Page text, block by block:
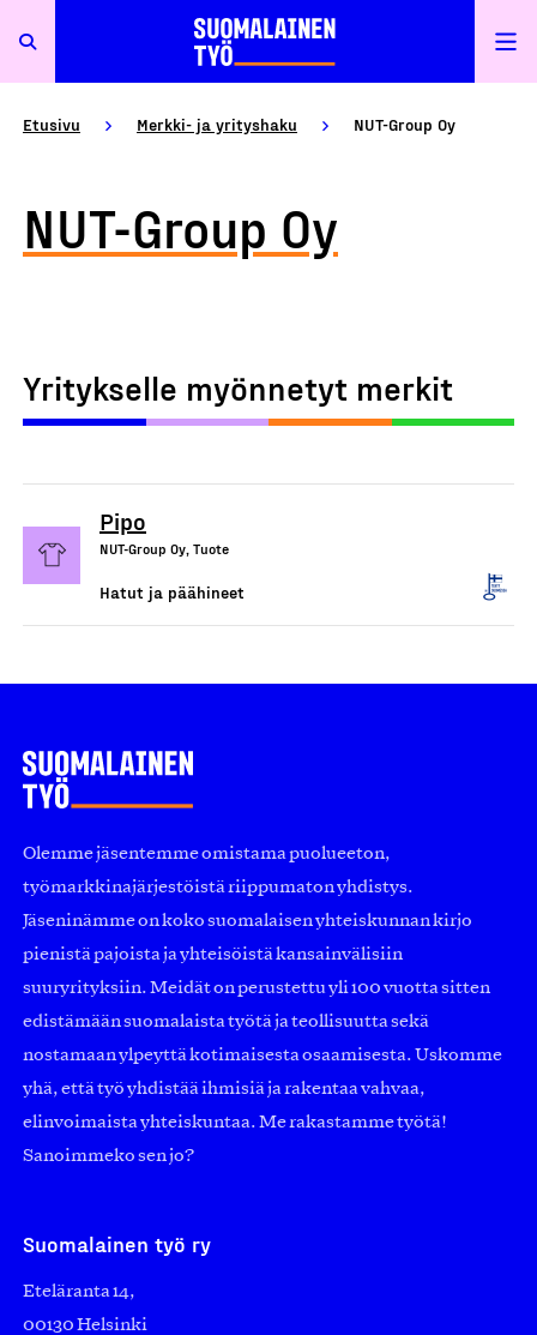
Etusivu Merkki- ja yrityshaku NUT-Group Oy
NUT-Group Oy
Yritykselle myönnetyt merkit
Pipo
NUT-Group Oy, Tuote
Hatut ja päähineet
Olemme jäsentemme omistama puolueeton,
työmarkkinajärjestöistä riippumaton yhdistys.
Jäseninämme on koko suomalaisen yhteiskunnan kirjo
pienistä pajoista ja yhteisöistä kansainvälisiin
suuryrityksiin. Meidät on perustettu yli 100 vuotta sitten
edistämään suomalaista työtä ja teollisuutta sekä
nostamaan ylpeyttä kotimaisesta osaamisesta. Uskomme
yhä, että työ yhdistää ihmisiä ja rakentaa vahvaa,
elinvoimaista yhteiskuntaa. Me rakastamme työtä!
Sanoimmeko sen jo?
Suomalainen työ ry
Eteläranta 14,
00130 Helsinki